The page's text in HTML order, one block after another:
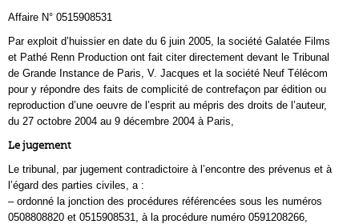
Affaire N° 0515908531
Par exploit d’huissier en date du 6 juin 2005, la société Galatée Films
et Pathé Renn Production ont fait citer directement devant le Tribunal
de Grande Instance de Paris, V. Jacques et la société Neuf Télécom
pour y répondre des faits de complicité de contrefaçon par édition ou
reproduction d’une oeuvre de l’esprit au mépris des droits de l’auteur,
du 27 octobre 2004 au 9 décembre 2004 à Paris,
Le jugement
Le tribunal, par jugement contradictoire à l’encontre des prévenus et à
l’égard des parties civiles, a :
– ordonné la jonction des procédures référencées sous les numéros
0508808820 et 0515908531, à la procédure numéro 0591208266,